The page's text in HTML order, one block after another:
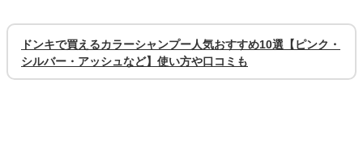
ドンキで買えるカラーシャンプー人気おすすめ10選【ピンク・
シルバー・アッシュなど】使い方や口コミも